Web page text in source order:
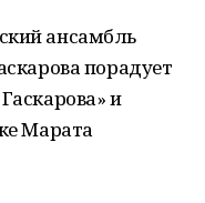
ансамбль
порадует
и
Марата